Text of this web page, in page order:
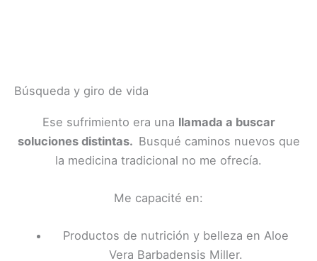
Búsqueda y giro de vida
Ese sufrimiento era una llamada a buscar
soluciones distintas. Busqué caminos nuevos que
la medicina tradicional no me ofrecía.
Me capacité en:
Productos de nutrición y belleza en Aloe
Vera Barbadensis Miller.